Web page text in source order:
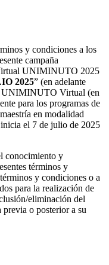
y condiciones a los
campaña
UNIMINUTO 2025
2025” (en adelante
UNIMINUTO Virtual (en
para los programas de
en modalidad
el 7 de julio de 2025
conocimiento y
términos y
y condiciones o a
para la realización de
eliminación del
o posterior a su